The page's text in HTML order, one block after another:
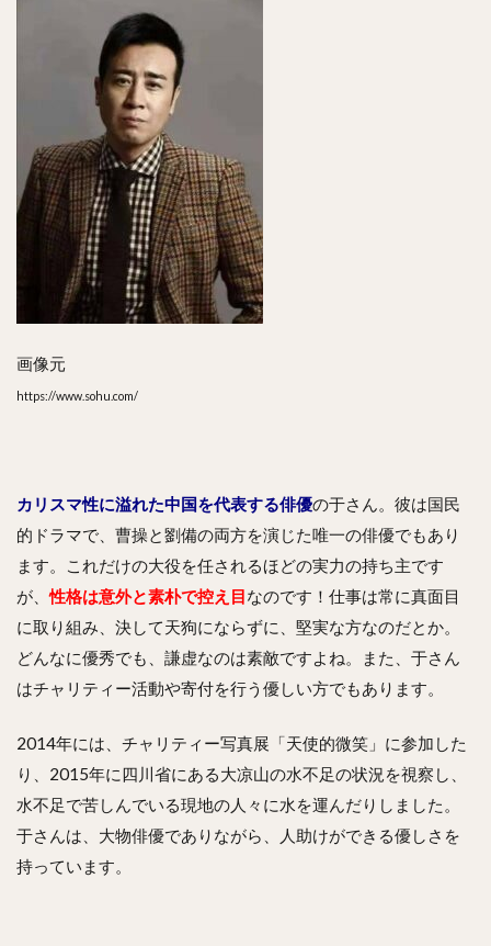
画像元
https://www.sohu.com/
カリスマ性に溢れた中国を代表する俳優の于さん。彼は国民
的ドラマで、曹操と劉備の両方を演じた唯一の俳優でもあり
ます。これだけの大役を任されるほどの実力の持ち主です
が、性格は意外と素朴で控え目なのです！仕事は常に真面目
に取り組み、決して天狗にならずに、堅実な方なのだとか。
どんなに優秀でも、謙虚なのは素敵ですよね。また、于さん
はチャリティー活動や寄付を行う優しい方でもあります。
2014年には、チャリティー写真展「天使的微笑」に参加した
り、2015年に四川省にある大凉山の水不足の状況を視察し、
水不足で苦しんでいる現地の人々に水を運んだりしました。
于さんは、大物俳優でありながら、人助けができる優しさを
持っています。